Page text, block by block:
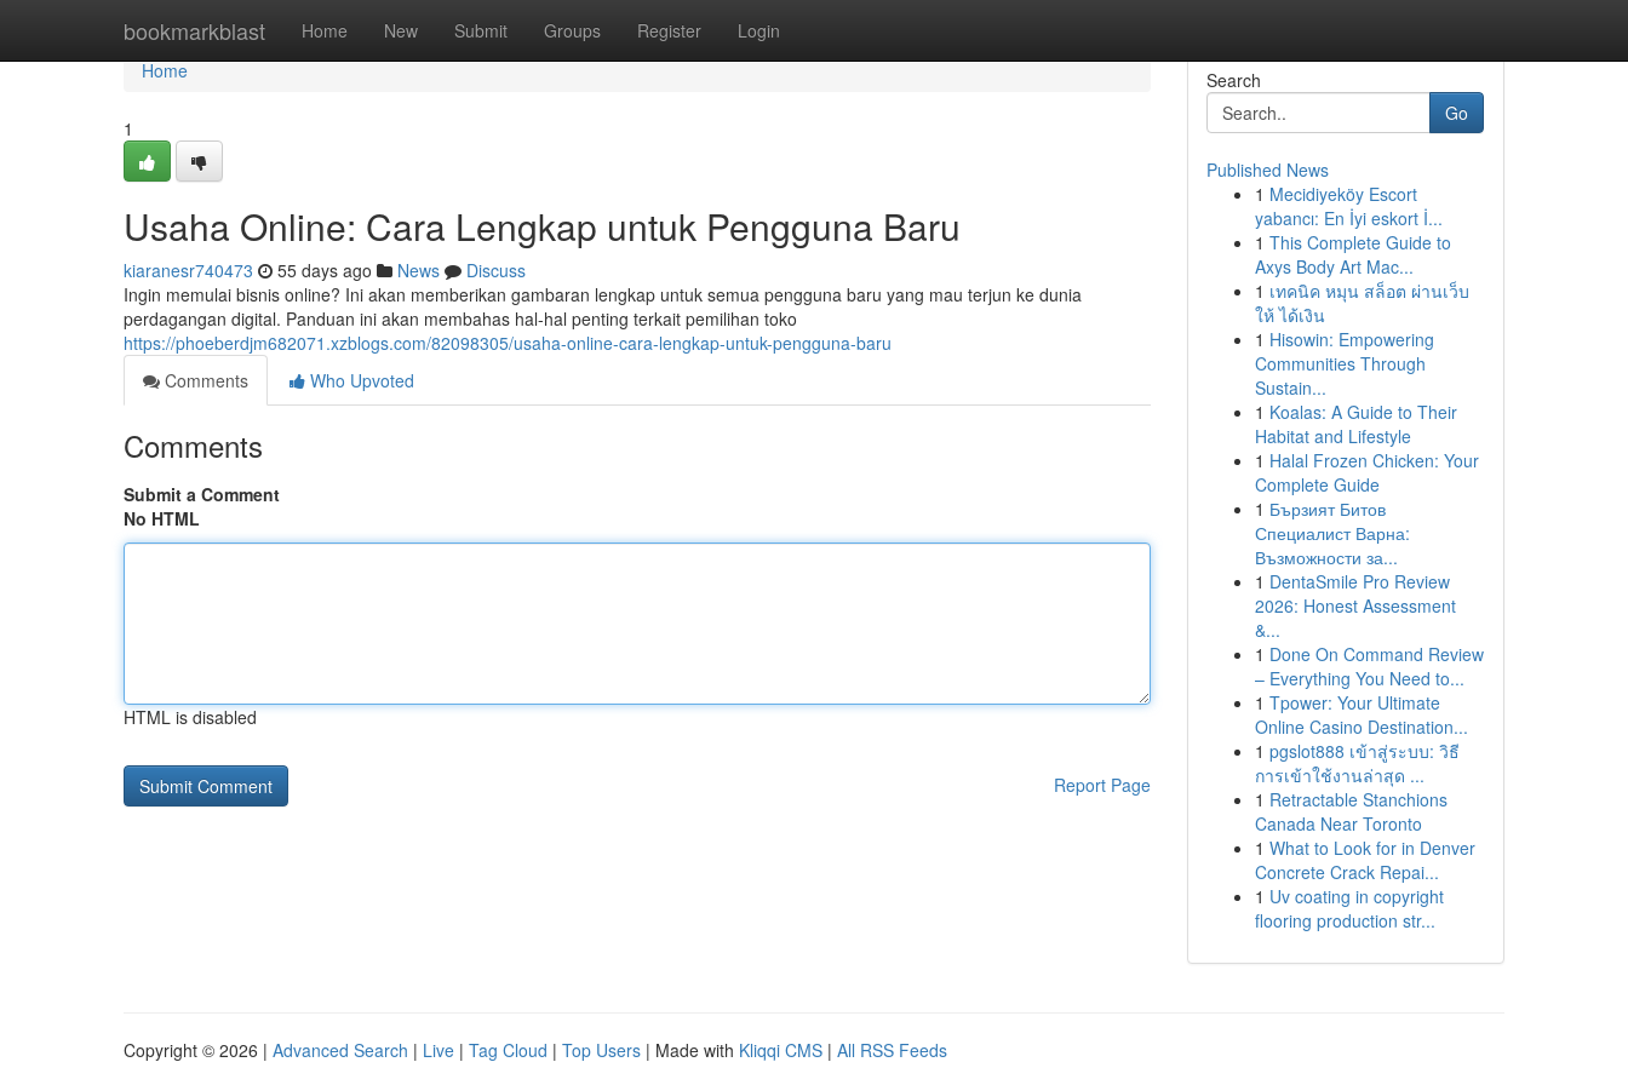
bookmarkblast Home New Submit Groups Register Login
Home
Home
1
Usaha Online: Cara Lengkap untuk Pengguna Baru
kiaranesr740473 55 days ago News
Discuss
Ingin memulai bisnis online? Ini akan memberikan gambaran lengkap untuk semua pengguna baru yang mau terjun ke dunia
perdagangan digital. Panduan ini akan membahas hal-hal penting terkait pemilihan toko
https://phoeberdjm682071.xzblogs.com/82098305/usaha-online-cara-lengkap-untuk-pengguna-baru
Comments
Who Upvoted
Comments
Submit a Comment
No HTML
HTML is disabled
Report Page
Search
Go
Published News
1 Mecidiyeköy Escort
yabancı: En İyi eskort İ...
1 This Complete Guide to
Axys Body Art Mac...
1 เทคนิค หมุน สล็อต ผ่านเว็บ
ให้ ได้เงิน
1 Hisowin: Empowering
Communities Through
Sustain...
1 Koalas: A Guide to Their
Habitat and Lifestyle
1 Halal Frozen Chicken: Your
Complete Guide
1 Бързият Битов
Специалист Варна:
Възможности за...
1 DentaSmile Pro Review
2026: Honest Assessment
&...
1 Done On Command Review
– Everything You Need to...
1 Tpower: Your Ultimate
Online Casino Destination...
1 pgslot888 เข้าสู่ระบบ: วิธี
การเข้าใช้งานล่าสุด ...
1 Retractable Stanchions
Canada Near Toronto
1 What to Look for in Denver
Concrete Crack Repai...
1 Uv coating in copyright
flooring production str...
Copyright © 2026 | Advanced Search | Live | Tag Cloud | Top Users | Made with Kliqqi CMS | All RSS Feeds